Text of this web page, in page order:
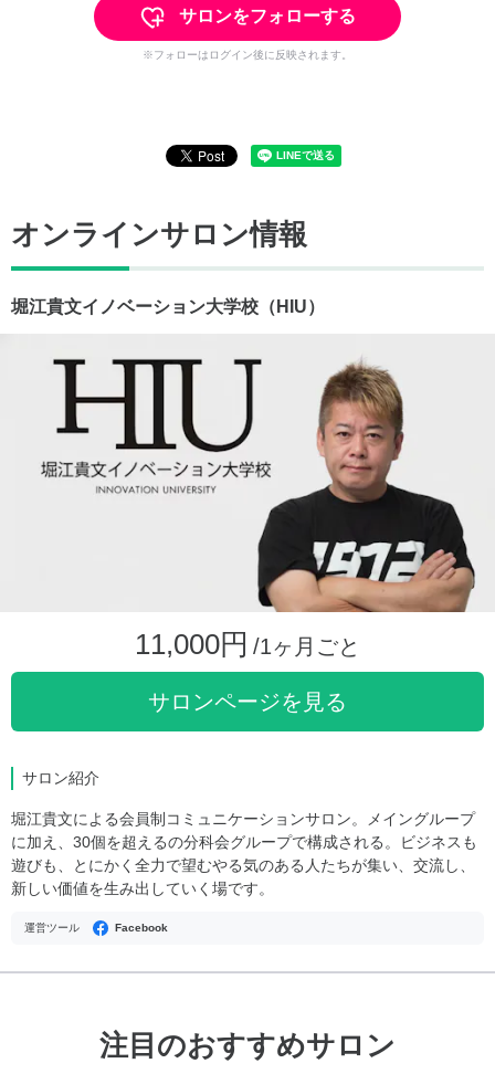
サロンをフォローする
※フォローはログイン後に反映されます。
オンラインサロン情報
堀江貴文イノベーション大学校（HIU）
11,000円 /1ヶ月ごと
サロンページを見る
サロン紹介
堀江貴文による会員制コミュニケーションサロン。メイングループ
に加え、30個を超えるの分科会グループで構成される。ビジネスも
遊びも、とにかく全力で望むやる気のある人たちが集い、交流し、
新しい価値を生み出していく場です。
運営ツール Facebook
注目のおすすめサロン